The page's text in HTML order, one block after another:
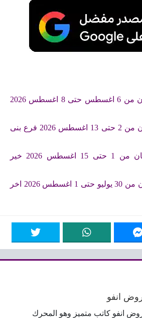
عروض خير زمان من 6 اغسطس حتى 8 اغسطس 2026
عروض خير زمان من 2 حتى 13 اغسطس 2026 فرع بنى
عروض خير زمان من 1 حتى 15 اغسطس 2026 خير
عروض خير زمان من 30 يوليو حتى 1 اغسطس 2026 اخر
انفو
انفو كاتب متميز وهو المحرك